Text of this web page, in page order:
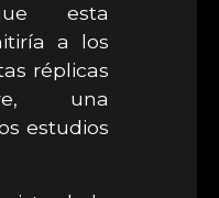
esta
a los
réplicas
una
estudios